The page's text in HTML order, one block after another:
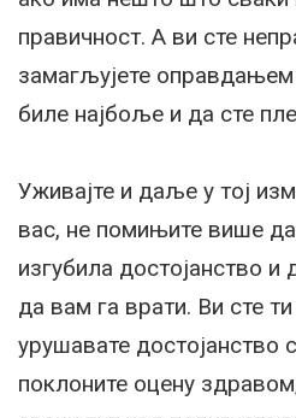
правичност. А ви сте
замагљујете
биле најбоље и да сте
Уживајте и даље у тој
вас, не помињите више да
изгубила достојанство и
да вам га врати. Ви сте
урушавате достојанство
поклоните оцену